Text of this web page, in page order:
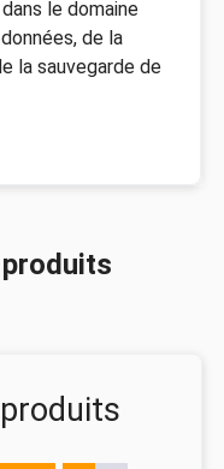
le domaine
de la
la sauvegarde de